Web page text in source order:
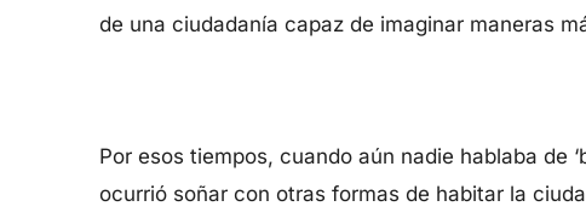
de una ciudadanía capaz de imaginar maneras
Por esos tiempos, cuando aún nadie hablaba de
ocurrió soñar con otras formas de habitar la